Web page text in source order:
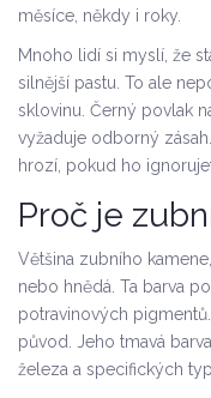
měsíce, někdy i roky.
Mnoho lidí si myslí, že
silnější pastu. To ale
sklovinu. Černý povlak
vyžaduje odborný
hrozí, pokud ho
Proč je
Většina zubního
nebo hnědá. Ta barva
potravinových
původ. Jeho tmavá
železa a specifických